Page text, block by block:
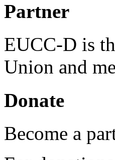
Partner
EUCC-D is
Union and
Donate
Become a